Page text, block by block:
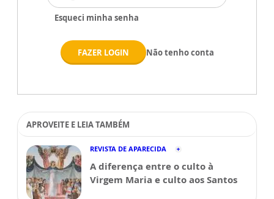
Esqueci minha senha
FAZER LOGIN Não tenho conta
APROVEITE E LEIA TAMBÉM
REVISTA DE APARECIDA
A diferença entre o culto à
Virgem Maria e culto aos Santos